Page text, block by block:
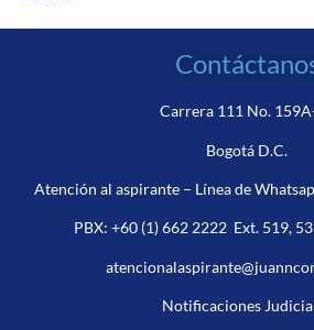
Carrera 111 No.
Bogotá D.C.
Atención al aspirante – Línea de
PBX: +60 (1) 662 2222Ext. 519,
Notificaciones